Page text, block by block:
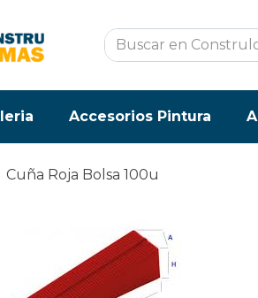
Accesorios Pintura
Cuña Roja Bolsa 100u